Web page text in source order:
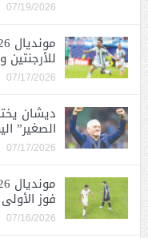
07/19/2026
للأرجنتين
07/17/2026
ديشان
الصغير”
07/17/2026
فوز الأولى
07/16/2026